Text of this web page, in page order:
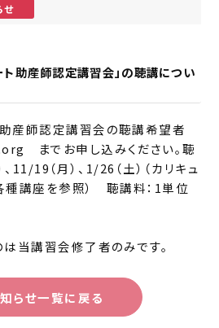
せ
ト助産師認定講習会」の聴講につい
産師認定講習会の聴講希望者
までお申し込みください。聴
11/19（月）、1/26（土）（カリキュ
種講座を参照） 聴講料：1単位
は当講習会修了者のみです。
らせ一覧に戻る